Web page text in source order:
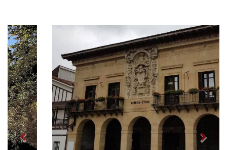
Previous Next